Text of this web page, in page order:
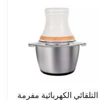
التلقائي الكهربائية مفرمة